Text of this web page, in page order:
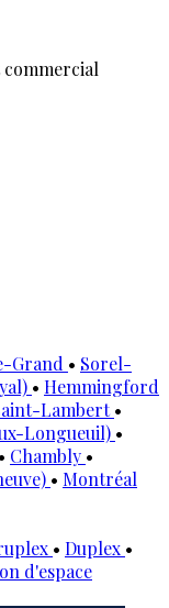
Grand • Sorel-
• Hemmingford
Lambert•
Longueuil) •
• Chambly •
• Montréal
• Duplex •
d'espace